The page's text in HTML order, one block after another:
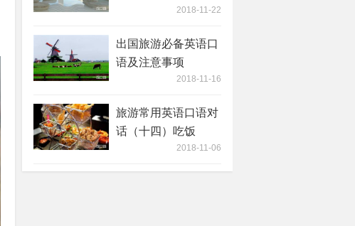
2018-11-22
出国旅游必备英语口
语及注意事项
2018-11-16
旅游常用英语口语对
话（十四）吃饭
2018-11-06